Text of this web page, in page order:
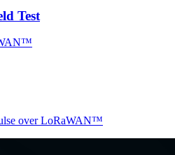
Test
over LoRaWAN™